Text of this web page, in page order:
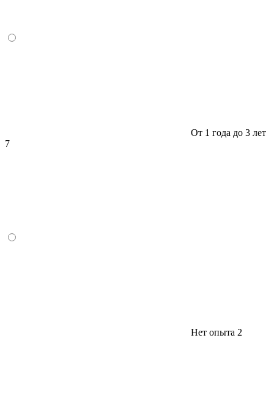
От 1 года до 3 лет
7
Нет опыта 2